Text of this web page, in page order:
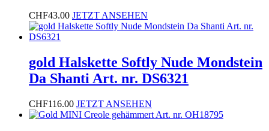
CHF43.00 JETZT ANSEHEN
gold Halskette Softly Nude Mondstein
Da Shanti Art. nr. DS6321
CHF116.00 JETZT ANSEHEN